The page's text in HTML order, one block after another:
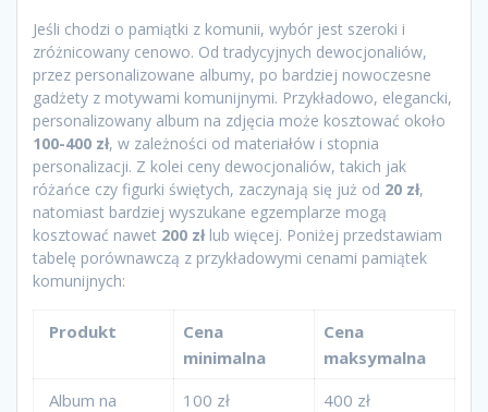
Jeśli chodzi o pamiątki z komunii, wybór jest szeroki i
zróżnicowany cenowo. Od tradycyjnych dewocjonaliów,
przez personalizowane albumy, po bardziej nowoczesne
gadżety z motywami komunijnymi. Przykładowo, elegancki,
personalizowany album na zdjęcia może kosztować około
100-400 zł, w zależności od materiałów i stopnia
personalizacji. Z kolei ceny dewocjonaliów, takich jak
różańce czy figurki świętych, zaczynają się już od 20 zł,
natomiast bardziej wyszukane egzemplarze mogą
kosztować nawet 200 złlub więcej. Poniżej przedstawiam
tabelę porównawczą z przykładowymi cenami pamiątek
komunijnych:
Produkt
Cena
minimalna
Cena
maksymalna
Album na
100 zł 400 zł